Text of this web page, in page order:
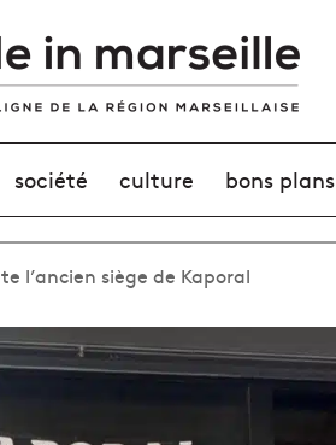
société culture bons plans
l’ancien siège de Kaporal